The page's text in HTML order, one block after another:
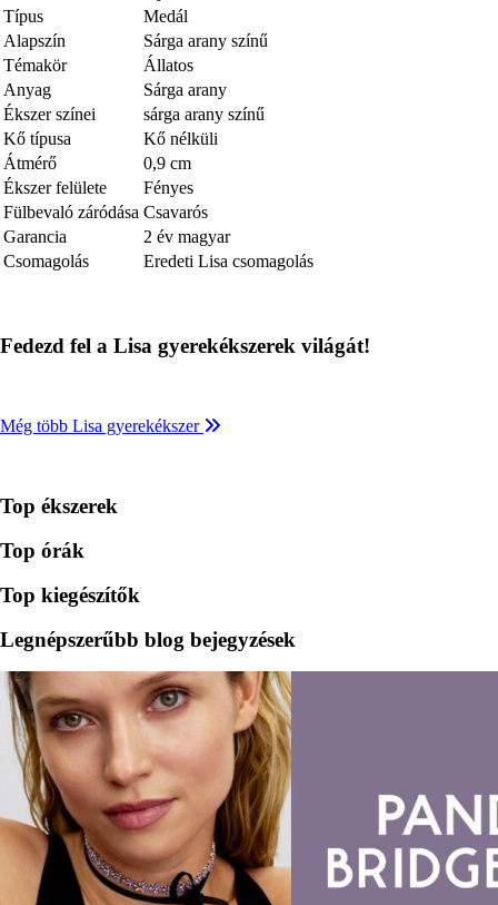
Típus
Medál
Alapszín
Sárga arany színű
Témakör
Állatos
Anyag
Sárga arany
Ékszer színei
sárga arany színű
Kő típusa
Kő nélküli
Átmérő
0,9 cm
Ékszer felülete
Fényes
Fülbevaló záródása Csavarós
Garancia
2 év magyar
Csomagolás
Eredeti Lisa csomagolás
Fedezd fel a Lisa gyerekékszerek világát!
Még több Lisa gyerekékszer
Top ékszerek
Top órák
Top kiegészítők
Legnépszerűbb blog bejegyzések